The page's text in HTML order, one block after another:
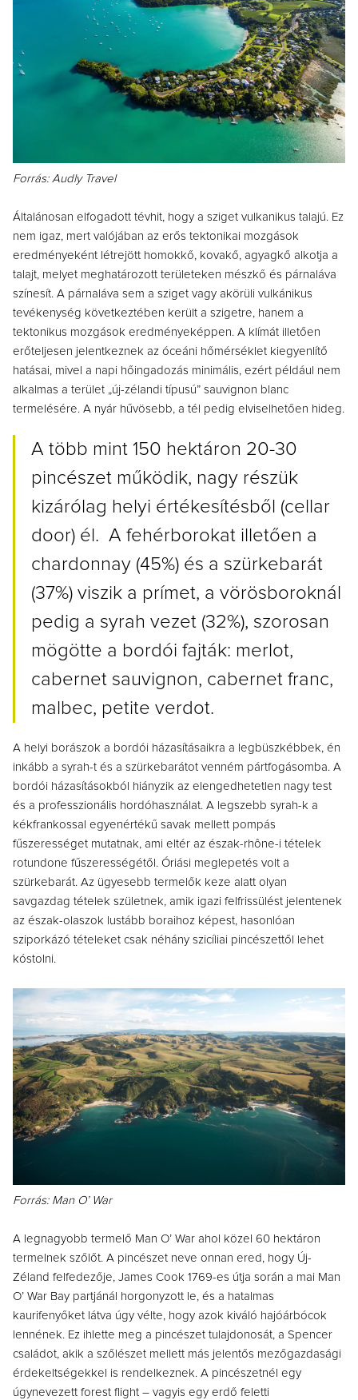
Forrás: Audly Travel
Általánosan elfogadott tévhit, hogy a sziget vulkanikus talajú. Ez
nem igaz, mert valójában az erős tektonikai mozgások
eredményeként létrejött homokkő, kovakő, agyagkő alkotja a
talajt, melyet meghatározott területeken mészkő és párnaláva
színesít. A párnaláva sem a sziget vagy akörüli vulkánikus
tevékenység következtében került a szigetre, hanem a
tektonikus mozgások eredményeképpen. A klímát illetően
erőteljesen jelentkeznek az óceáni hőmérséklet kiegyenlítő
hatásai, mivel a napi hőingadozás minimális, ezért például nem
alkalmas a terület „új-zélandi típusú” sauvignon blanc
termelésére. A nyár hűvösebb, a tél pedig elviselhetően hideg.
A több mint 150 hektáron 20-30
pincészet működik, nagy részük
kizárólag helyi értékesítésből (cellar
door) él. A fehérborokat illetően a
chardonnay (45%) és a szürkebarát
(37%) viszik a prímet, a vörösboroknál
pedig a syrah vezet (32%), szorosan
mögötte a bordói fajták: merlot,
cabernet sauvignon, cabernet franc,
malbec, petite verdot.
A helyi borászok a bordói házasításaikra a legbüszkébbek, én
inkább a syrah-t és a szürkebarátot venném pártfogásomba. A
bordói házasításokból hiányzik az elengedhetetlen nagy test
és a professzionális hordóhasználat. A legszebb syrah-k a
kékfrankossal egyenértékű savak mellett pompás
fűszerességet mutatnak, ami eltér az észak-rhône-i tételek
rotundone fűszerességétől. Óriási meglepetés volt a
szürkebarát. Az ügyesebb termelők keze alatt olyan
savgazdag tételek születnek, amik igazi felfrissülést jelentenek
az észak-olaszok lustább boraihoz képest, hasonlóan
sziporkázó tételeket csak néhány szicíliai pincészettől lehet
kóstolni.
Forrás: Man O’ War
A legnagyobb termelő Man O’ War ahol közel 60 hektáron
termelnek szőlőt. A pincészet neve onnan ered, hogy Új-
Zéland felfedezője, James Cook 1769-es útja során a mai Man
O’ War Bay partjánál horgonyzott le, és a hatalmas
kaurifenyőket látva úgy vélte, hogy azok kiváló hajóárbócok
lennének. Ez ihlette meg a pincészet tulajdonosát, a Spencer
családot, akik a szőlészet mellett más jelentős mezőgazdasági
érdekeltségekkel is rendelkeznek. A pincészetnél egy
úgynevezett forest flight – vagyis egy erdő feletti